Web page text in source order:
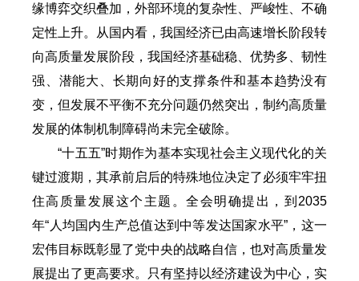
缘博弈交织叠加，外部环境的复杂性、严峻性、不确
定性上升。从国内看，我国经济已由高速增长阶段转
向高质量发展阶段，我国经济基础稳、优势多、韧性
强、潜能大、长期向好的支撑条件和基本趋势没有
变，但发展不平衡不充分问题仍然突出，制约高质量
发展的体制机制障碍尚未完全破除。
“十五五”时期作为基本实现社会主义现代化的关
键过渡期，其承前启后的特殊地位决定了必须牢牢扭
住高质量发展这个主题。全会明确提出，到2035
年“人均国内生产总值达到中等发达国家水平”，这一
宏伟目标既彰显了党中央的战略自信，也对高质量发
展提出了更高要求。只有坚持以经济建设为中心，实